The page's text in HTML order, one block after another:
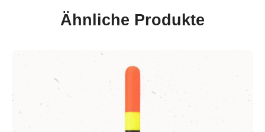
Ähnliche Produkte
Produktgalerie überspringen